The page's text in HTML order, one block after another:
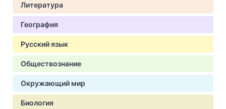
Литература
География
Русский язык
Обществознание
Окружающий мир
Биология